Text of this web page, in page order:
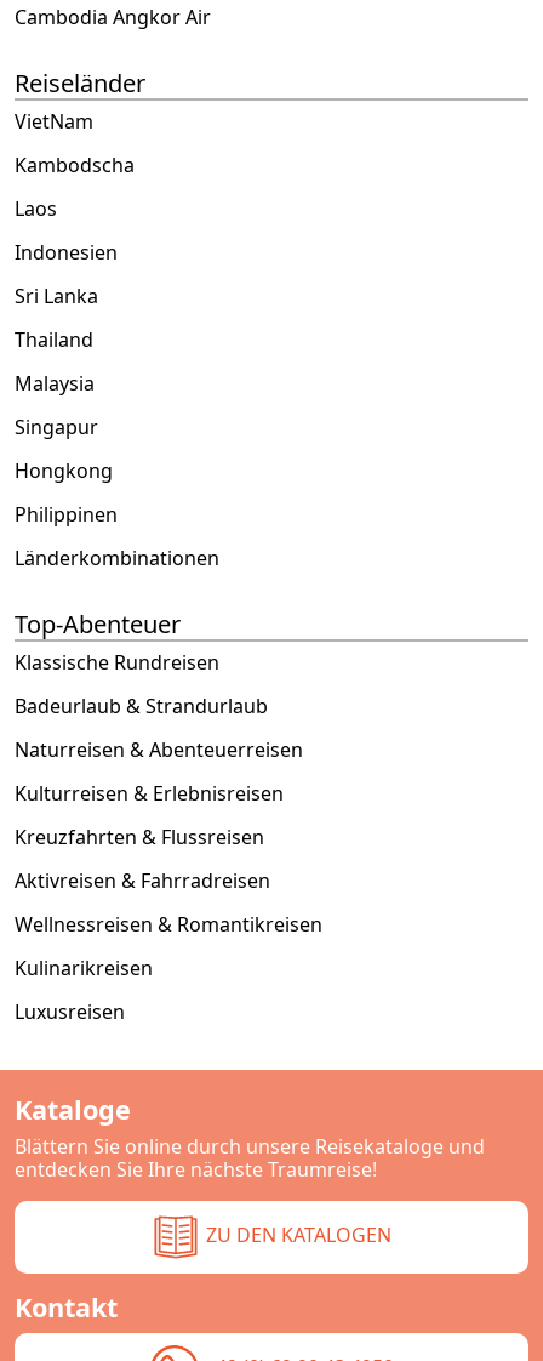
Cambodia Angkor Air
Reiseländer
VietNam
Kambodscha
Laos
Indonesien
Sri Lanka
Thailand
Malaysia
Singapur
Hongkong
Philippinen
Länderkombinationen
Top-Abenteuer
Klassische Rundreisen
Badeurlaub & Strandurlaub
Naturreisen & Abenteuerreisen
Kulturreisen & Erlebnisreisen
Kreuzfahrten & Flussreisen
Aktivreisen & Fahrradreisen
Wellnessreisen & Romantikreisen
Kulinarikreisen
Luxusreisen
Kataloge
Blättern Sie online durch unsere Reisekataloge und
entdecken Sie Ihre nächste Traumreise!
ZU DEN KATALOGEN
Kontakt